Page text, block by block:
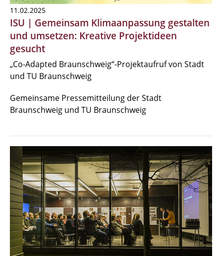
11.02.2025
ISU | Gemeinsam Klimaanpassung gestalten
und umsetzen: Kreative Projektideen
gesucht
„Co-Adapted Braunschweig“-Projektaufruf von Stadt
und TU Braunschweig
Gemeinsame Pressemitteilung der Stadt
Braunschweig und TU Braunschweig